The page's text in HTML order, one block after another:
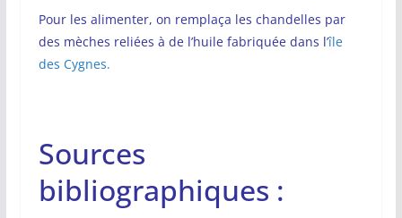
Pour les alimenter, on remplaça les chandelles par
des mèches reliées à de l’huile fabriquée dans l’île
des Cygnes.
Sources
bibliographiques :